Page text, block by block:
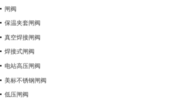
闸阀
保温夹套闸阀
真空焊接闸阀
焊接式闸阀
电站高压闸阀
美标不锈钢闸阀
低压闸阀